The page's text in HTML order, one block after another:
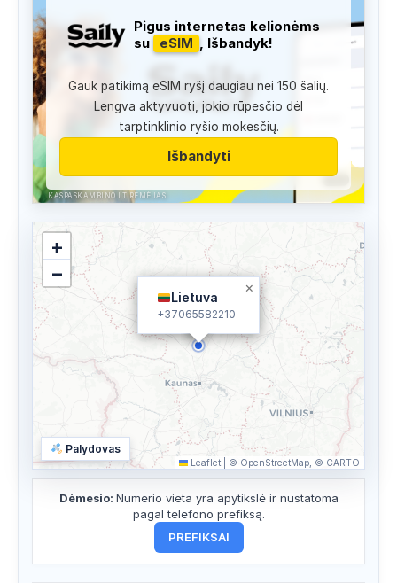
KASPASKAMBINO.LT RĖMĖJAS
Pigus internetas kelionėms
su
eSIM , Išbandyk!
Gauk patikimą eSIM ryšį daugiau nei 150 šalių.
Lengva aktyvuoti, jokio rūpesčio dėl
tarptinklinio ryšio mokesčių.
Išbandyti
Lietuva
+37065582210
×
+
−
Leaflet © OpenStreetMap, © CARTO
Palydovas
Dėmesio: Numerio vieta yra apytikslė ir nustatoma
pagal telefono prefiksą.
PREFIKSAI